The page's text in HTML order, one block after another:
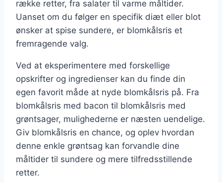
række retter, fra salater til varme måltider.
Uanset om du følger en specifik diæt eller blot
ønsker at spise sundere, er blomkålsris et
fremragende valg.
Ved at eksperimentere med forskellige
opskrifter og ingredienser kan du finde din
egen favorit måde at nyde blomkålsris på. Fra
blomkålsris med bacon til blomkålsris med
grøntsager, mulighederne er næsten uendelige.
Giv blomkålsris en chance, og oplev hvordan
denne enkle grøntsag kan forvandle dine
måltider til sundere og mere tilfredsstillende
retter.